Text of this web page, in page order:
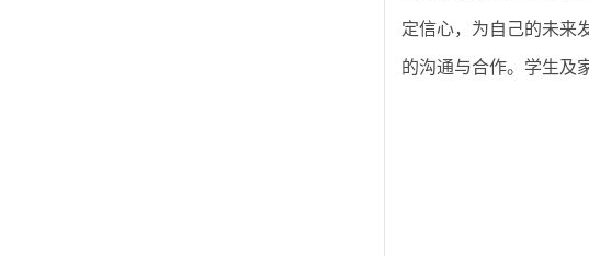
定信心，为自己的未来
的沟通与合作。学生及